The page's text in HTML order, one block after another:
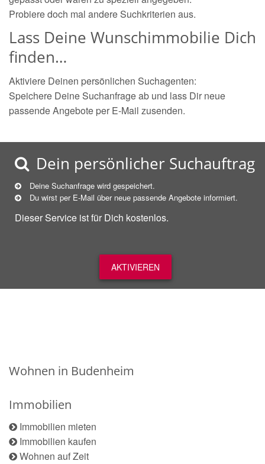
Probiere doch mal andere Suchkriterien aus.
Lass Deine Wunschimmobilie Dich
finden…
Aktiviere Deinen persönlichen Suchagenten:
Speichere Deine Suchanfrage ab und lass Dir neue
passende Angebote per E-Mail zusenden.
Dein persönlicher Suchauftrag
Deine Suchanfrage wird gespeichert.
Du wirst per E-Mail über neue passende Angebote informiert.
Dieser Service ist für Dich kostenlos.
AKTIVIEREN
Wohnen in Budenheim
Immobilien
Immobilien mieten
Immobilien kaufen
Wohnen auf Zeit